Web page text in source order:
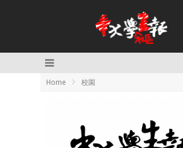
Home 校園